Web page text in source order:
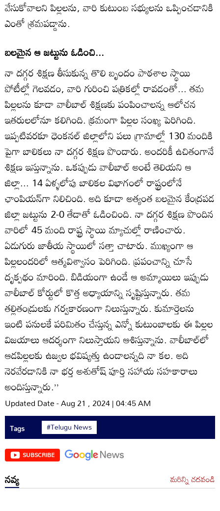
వేసుకోవాలని పిల్లలను, వారి కుటుంబ సభ్యులను ఒప్పించడానికి
ఎంతో శ్రమపడ్డాను.
బలమైన ఆ జట్టును ఓడించి...
నా దగ్గర శిక్షణ తీసుకున్న తొలి బృందం పాఠశాల స్థాయి
పోటీల్లో గెలవడం, వారి గురించి పత్రికల్లో రావడంతో... తమ
పిల్లలను కూడా వాలీబాల్‌ శిక్షణకు పంపించాలన్న ఆలోచన
ఇతరులలోనూ కలిగింది. క్రమంగా పిల్లల సంఖ్య పెరిగింది.
ఇప్పటివరకూ ధెంకనల్‌ జిల్లాలోని పలు గ్రామాల్లో 130 మందికి
పైగా బాలికలు నా దగ్గర శిక్షణ పొందారు. అందరికీ ఉచితంగానే
శిక్షణ ఇస్తున్నాను. ఒకప్పుడు వాలీబాల్‌ అంటే తెలియని ఆ
జిల్లా... 14 ఏళ్ళలోపు బాలికల విభాగంలో రాష్ట్రంలోనే
ఛాంపియన్‌గా నిలిచింది. అది కూడా అత్యంత బలమైన కేంద్రపడ
జిల్లా జట్టును 2-0 తేడాతో ఓడించింది. నా దగ్గర శిక్షణ పొందిన
వారిలో 45 మంది రాష్ట్ర స్థాయి మ్యాచుల్లో రాణించారు.
ఏడుగురు జాతీయ స్థాయిలో సత్తా చాటారు. ముఖ్యంగా ఆ
పిల్లలందరిలో ఆత్మవిశ్వాసం పెరిగింది. ప్రపంచాన్ని చూసే
దృక్పథం మారింది. బిడియంగా ఉండే ఆ అమ్మాయిలు ఇప్పుడు
వాలీబాల్‌ కోర్టులో కొత్త అధ్యాయాన్ని సృష్టిస్తున్నారు. తమ
తల్లితండ్రులకు గర్వకారణంగా నిలుస్తున్నారు. కుమార్తెలను
ఇంటి పనులకే పరిమితం చేస్తున్న ఎన్నో కుటుంబాలకు ఈ పిల్లల
విజయాలు ఆదర్శంగా నిలుస్తాయని ఆశిస్తున్నాను. వాలీబాల్‌లో
ఆడపిల్లలకు ఉజ్వల భవిష్యత్తు ఉండాలన్నది నా కల. అది
నెరవేరడానికి నా భర్త అశుతోష్‌ పూర్తి సహాయ సహకారాలు
అందిస్తున్నారు.’’
Updated Date - Aug 21 , 2024 | 04:45 AM
Tags #Telugu News
SUBSCRIBE
నవ్య మరిన్ని చదవండి